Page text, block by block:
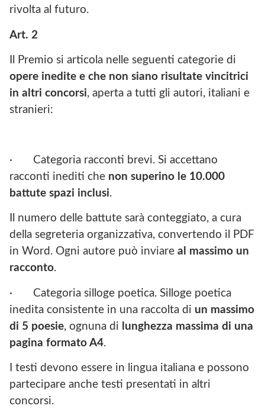
rivolta al futuro.
Art. 2
Il Premio si articola nelle seguenti categorie di
opere inedite e che non siano risultate vincitrici
in altri concorsi, aperta a tutti gli autori, italiani e
stranieri:
· Categoria racconti brevi. Si accettano
racconti inediti che non superino le 10.000
battute spazi inclusi.
Il numero delle battute sarà conteggiato, a cura
della segreteria organizzativa, convertendo il PDF
in Word. Ogni autore può inviare al massimo un
racconto.
· Categoria silloge poetica. Silloge poetica
inedita consistente in una raccolta di un massimo
di 5 poesie, ognuna di
lunghezza massima di una
pagina formato A4.
I testi devono essere in lingua italiana e possono
partecipare anche testi presentati in altri
concorsi.